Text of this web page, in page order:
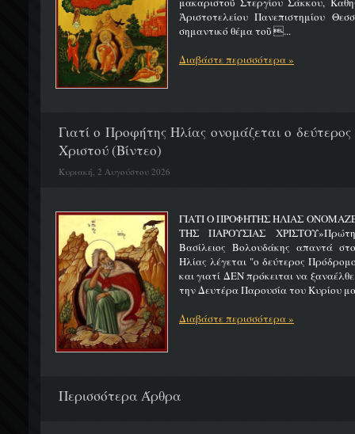
Ἀριστοτελείου Πανεπιστημίου
σημαντικό θέμα τοῦ ...
Διαβάστε περισσότερα »
Γιατί ο Προφήτης Ηλίας ονομάζεται ο
Χριστού (Βίντεο)
Κυριακή, 2 Αυγούστου 2026
ΓΙΑΤΙ Ο ΠΡΟΦΗΤΗΣ ΗΛΙΑΣ
ΤΗΣ ΠΑΡΟΥΣΙΑΣ
Βασίλειος Βολουδάκης απαντά
Ηλίας λέγεται "ο δεύτερος
και γιατί ΔΕΝ πρόκειται να
την Δευτέρα Παρουσία του Κυρίου
Διαβάστε περισσότερα »
Περισσότερα Άρθρα